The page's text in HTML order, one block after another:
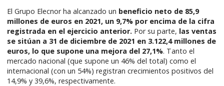
El Grupo Elecnor ha alcanzado un beneficio neto de 85,9
millones de euros en 2021, un 9,7% por encima de la cifra
registrada en el ejercicio anterior. Por su parte, las ventas
se sitúan a 31 de diciembre de 2021 en 3.122,4 millones de
euros, lo que supone una mejora del 27,1%. Tanto el
mercado nacional (que supone un 46% del total) como el
internacional (con un 54%) registran crecimientos positivos del
14,9% y 39,6%, respectivamente.